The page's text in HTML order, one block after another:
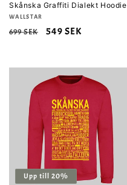
Skånska Graffiti Dialekt Hoodie
Säljare:
WALLSTAR
Ordinarie
699 SEK Försäljningspris
549 SEK
Upp till 20%